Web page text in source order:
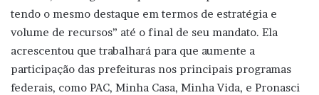
tendo o mesmo destaque em termos de estratégia e
volume de recursos” até o final de seu mandato. Ela
acrescentou que trabalhará para que aumente a
participação das prefeituras nos principais programas
federais, como PAC, Minha Casa, Minha Vida, e Pronasci